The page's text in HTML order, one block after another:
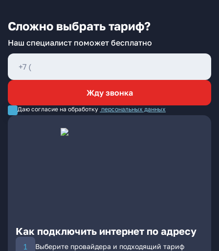
Сложно выбрать тариф?
Наш специалист поможет бесплатно
Жду звонка
Даю согласие на обработку персональных данных
Как подключить интернет по адресу
Выберите провайдера и подходящий тариф